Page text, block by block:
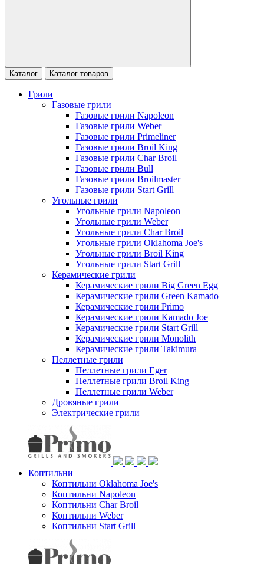
Каталог Каталог товаров
Грили
Газовые грили
Газовые грили Napoleon
Газовые грили Weber
Газовые грили Primeliner
Газовые грили Broil King
Газовые грили Char Broil
Газовые грили Bull
Газовые грили Broilmaster
Газовые грили Start Grill
Угольные грили
Угольные грили Napoleon
Угольные грили Weber
Угольные грили Char Broil
Угольные грили Oklahoma Joe's
Угольные грили Broil King
Угольные грили Start Grill
Керамические грили
Керамические грили Big Green Egg
Керамические грили Green Kamado
Керамические грили Primo
Керамические грили Kamado Joe
Керамические грили Start Grill
Керамические грили Monolith
Керамические грили Takimura
Пеллетные грили
Пеллетные грили Eger
Пеллетные грили Broil King
Пеллетные грили Weber
Дровяные грили
Электрические грили
Коптильни
Коптильни Oklahoma Joe's
Коптильни Napoleon
Коптильни Char Broil
Коптильни Weber
Коптильни Start Grill